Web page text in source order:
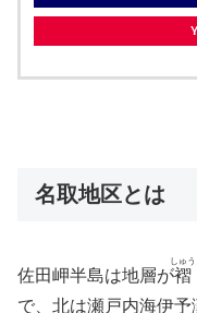
名取地区とは
佐田岬半島は地層が
しゅう
で、北は瀬戸内海伊